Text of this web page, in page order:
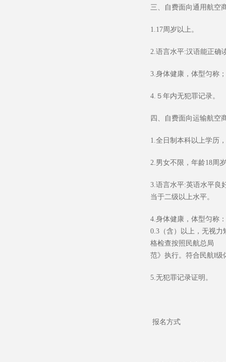
三、自费面向通用航空
1.17周岁以上。
2.语言水平:汉语能正确
3.身体健康，体型匀称
4. ５年内无犯罪记录。
四、自费面向运输航空
1.全日制本科以上学历
2.男女不限，年龄18周岁
3.语言水平:英语水平良
当于二级以上水平。
4.身体健康，体型匀称
0.3 （含）以上，无视
格检查按照民航总局
范》执行。符合民航Ⅰ级
5.无犯罪记录证明。
报名方式